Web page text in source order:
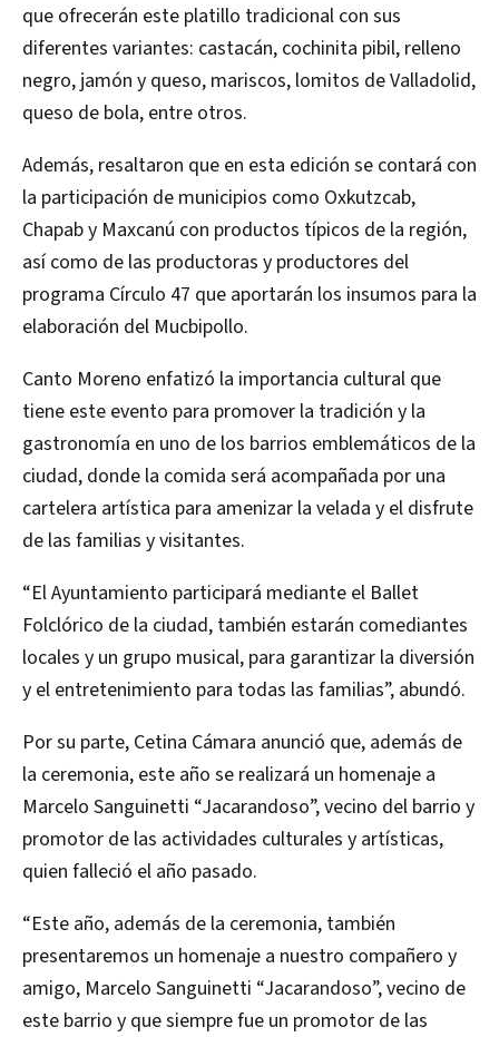
que ofrecerán este platillo tradicional con sus
diferentes variantes: castacán, cochinita pibil, relleno
negro, jamón y queso, mariscos, lomitos de Valladolid,
queso de bola, entre otros.
Además, resaltaron que en esta edición se contará con
la participación de municipios como Oxkutzcab,
Chapab y Maxcanú con productos típicos de la región,
así como de las productoras y productores del
programa Círculo 47 que aportarán los insumos para la
elaboración del Mucbipollo.
Canto Moreno enfatizó la importancia cultural que
tiene este evento para promover la tradición y la
gastronomía en uno de los barrios emblemáticos de la
ciudad, donde la comida será acompañada por una
cartelera artística para amenizar la velada y el disfrute
de las familias y visitantes.
“El Ayuntamiento participará mediante el Ballet
Folclórico de la ciudad, también estarán comediantes
locales y un grupo musical, para garantizar la diversión
y el entretenimiento para todas las familias”, abundó.
Por su parte, Cetina Cámara anunció que, además de
la ceremonia, este año se realizará un homenaje a
Marcelo Sanguinetti “Jacarandoso”, vecino del barrio y
promotor de las actividades culturales y artísticas,
quien falleció el año pasado.
“Este año, además de la ceremonia, también
presentaremos un homenaje a nuestro compañero y
amigo, Marcelo Sanguinetti “Jacarandoso”, vecino de
este barrio y que siempre fue un promotor de las